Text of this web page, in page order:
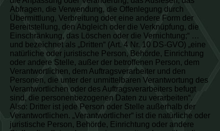
Abfragen, die Verwendung, die Offenlegung durch
Übermittlung, Verbreitung oder eine andere Form der
Bereitstellung, den Abgleich oder die Verknüpfung, die
Einschränkung, das Löschen oder die Vernichtung;“ …
und bezeichnet als „Dritten“ (Art. 4 Nr. 10 DS-GVO) „eine
natürliche oder juristische Person, Behörde, Einrichtung
oder andere Stelle, außer der betroffenen Person, dem
Verantwortlichen, dem Auftragsverarbeiter und den
Personen, die unter der unmittelbaren Verantwortung des
Verantwortlichen oder des Auftragsverarbeiters befugt
sind, die personenbezogenen Daten zu verarbeiten“.
Also: Dritter ist jede Person oder Stelle außerhalb der
Verantwortlichen. „Verantwortlicher“ ist die natürliche oder
juristische Person, Behörde, Einrichtung oder andere